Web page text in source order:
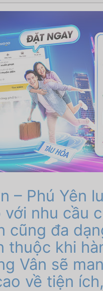
– Phú Yên
nhu cầu
cũng đa
khi
Vân sẽ
về tiện